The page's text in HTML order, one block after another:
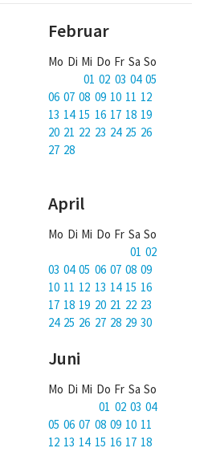
Anmelden
Februar
Mo Di Mi Do Fr Sa So
01 02 03 04 05
06 07 08 09 10 11 12
13 14 15 16 17 18 19
20 21 22 23 24 25 26
27 28
April
Mo Di Mi Do Fr Sa So
01 02
03 04 05 06 07 08 09
10 11 12 13 14 15 16
17 18 19 20 21 22 23
24 25 26 27 28 29 30
Juni
Mo Di Mi Do Fr Sa So
01 02 03 04
05 06 07 08 09 10 11
12 13 14 15 16 17 18